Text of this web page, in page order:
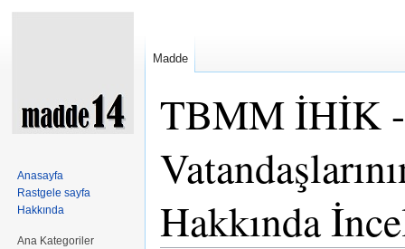
TBMM İHİK -
Hakkında
Madde
Anasayfa
Rastgele sayfa
Hakkında
Ana Kategoriler